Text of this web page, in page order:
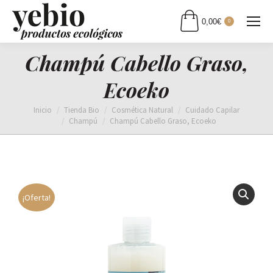
0,00€ 0
Champú Cabello Graso,
Ecoeko
Estás aquí:
Inicio Tienda Bio Cosmética Natural
Cuidado Capilar
Champú
Champú Cabello Graso, Ecoeko
¡Oferta!